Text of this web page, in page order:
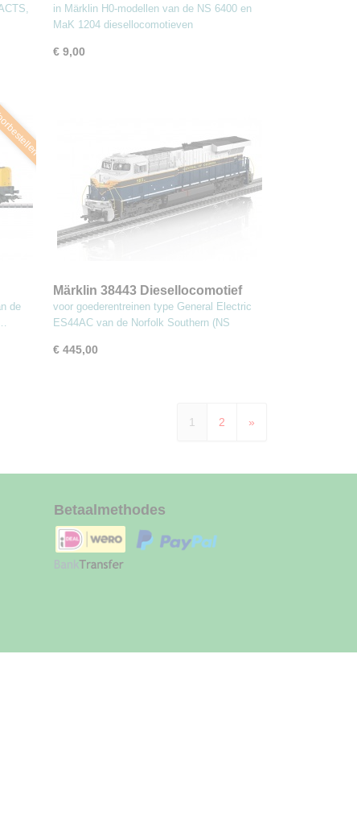
Verlichtingseenheid oa NS6400 en
Mak 1204 (MBT8)
in Märklin H0-modellen van de NS 6400 en
MaK 1204 diesellocomotieven
€ 9,00
de
Märklin 38443 Diesellocomotief
type GE ES44AC
voor goederentreinen type General Electric
ES44AC van de Norfolk Southern (NS
€ 445,00
1 2 »
Betaalmethodes